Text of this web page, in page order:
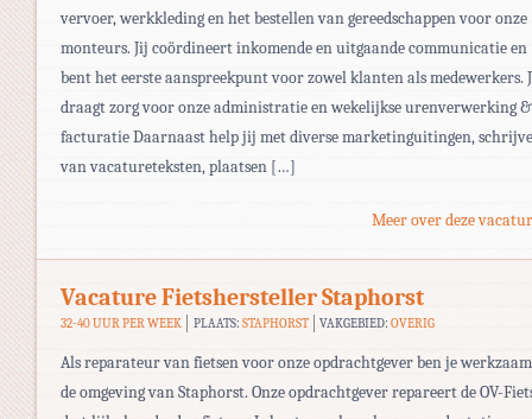
vervoer, werkkleding en het bestellen van gereedschappen voor onze
monteurs. Jij coördineert inkomende en uitgaande communicatie en
bent het eerste aanspreekpunt voor zowel klanten als medewerkers.
draagt zorg voor onze administratie en wekelijkse urenverwerking &
facturatie Daarnaast help jij met diverse marketinguitingen,
van vacatureteksten, plaatsen […]
Meer over deze
Vacature Fietshersteller Staphorst
32-40 UUR PER WEEK PLAATS: STAPHORST VAKGEBIED:OVERIG
Als reparateur van fietsen voor onze opdrachtgever ben je
de omgeving van Staphorst. Onze opdrachtgever repareert de OV-